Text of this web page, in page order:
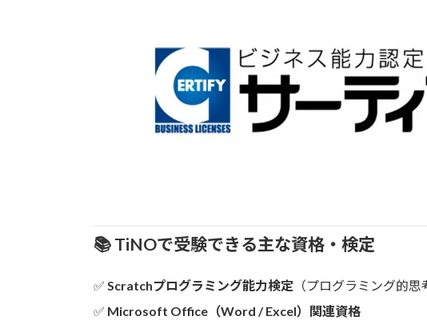
📚 TiNOで受験できる主な資格・検定
✅ Scratchプログラミング能力検定 （プログラミング的思
✅ Microsoft Office（Word / Excel）関連資格